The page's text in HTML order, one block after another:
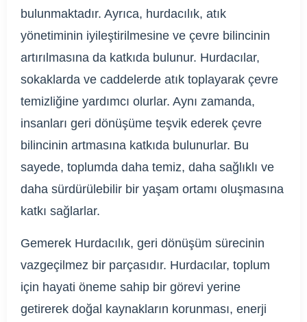
bulunmaktadır. Ayrıca, hurdacılık, atık
yönetiminin iyileştirilmesine ve çevre bilincinin
artırılmasına da katkıda bulunur. Hurdacılar,
sokaklarda ve caddelerde atık toplayarak çevre
temizliğine yardımcı olurlar. Aynı zamanda,
insanları geri dönüşüme teşvik ederek çevre
bilincinin artmasına katkıda bulunurlar. Bu
sayede, toplumda daha temiz, daha sağlıklı ve
daha sürdürülebilir bir yaşam ortamı oluşmasına
katkı sağlarlar.
Gemerek Hurdacılık, geri dönüşüm sürecinin
vazgeçilmez bir parçasıdır. Hurdacılar, toplum
için hayati öneme sahip bir görevi yerine
getirerek doğal kaynakların korunması, enerji